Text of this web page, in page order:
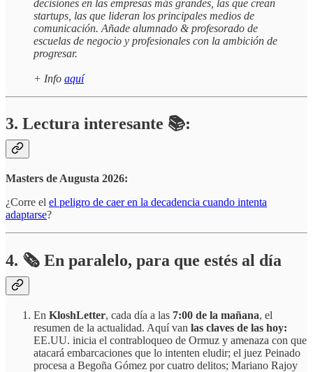
decisiones en las empresas más grandes, las que crean
startups, las que lideran los principales medios de
comunicación. Añade alumnado & profesorado de
escuelas de negocio y profesionales con la ambición de
progresar.
+ Info aquí
3. Lectura interesante 📚:
Masters de Augusta 2026:
¿Corre el el peligro de caer en la decadencia cuando intenta
adaptarse?
4. 🗞️ En paralelo, para que estés al día
En KloshLetter, cada día a las 7:00 de la mañana, el
resumen de la actualidad. Aquí van las claves de las hoy:
EE.UU. inicia el contrabloqueo de Ormuz y amenaza con que
atacará embarcaciones que lo intenten eludir; el juez Peinado
procesa a Begoña Gómez por cuatro delitos; Mariano Rajoy